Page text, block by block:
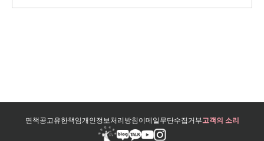
면책공고유한책임개인정보처리방침이메일무단수집거부고객의 소리